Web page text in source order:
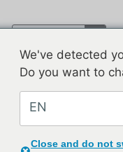
We've detected
Do you want to
EN
Close and do not